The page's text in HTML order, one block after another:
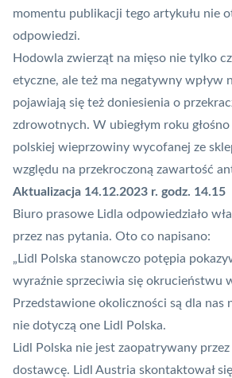
momentu publikacji tego artykułu nie
odpowiedzi.
Hodowla zwierząt na mięso nie tylko
etyczne, ale też ma negatywny wpływ
pojawiają się też doniesienia o
zdrowotnych. W ubiegłym roku głośno
polskiej wieprzowiny wycofanej ze
względu na przekroczoną zawartość
Aktualizacja 14.12.2023 r. godz. 14.15
Biuro prasowe Lidla odpowiedziało
przez nas pytania. Oto co napisano:
„Lidl Polska stanowczo potępia
wyraźnie sprzeciwia się okrucieństwu
Przedstawione okoliczności są dla nas
nie dotyczą one Lidl Polska.
Lidl Polska nie jest zaopatrywany
dostawcę. Lidl Austria skontaktował